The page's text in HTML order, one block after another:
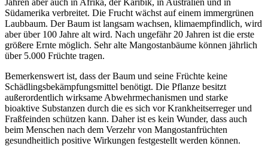
Südamerika verbreitet. Die Frucht wächst auf einem immergrünen
Laubbaum. Der Baum ist langsam wachsen, klimaempfindlich, wird
aber über 100 Jahre alt wird. Nach ungefähr 20 Jahren ist die erste
größere Ernte möglich. Sehr alte Mangostanbäume können jährlich
über 5.000 Früchte tragen.
Bemerkenswert ist, dass der Baum und seine Früchte keine
Schädlingsbekämpfungsmittel benötigt. Die Pflanze besitzt
außerordentlich wirksame Abwehrmechanismen und starke
bioaktive Substanzen durch die es sich vor Krankheitserreger und
Fraßfeinden schützen kann. Daher ist es kein Wunder, dass auch
beim Menschen nach dem Verzehr von Mangostanfrüchten
gesundheitlich positive Wirkungen festgestellt werden können.